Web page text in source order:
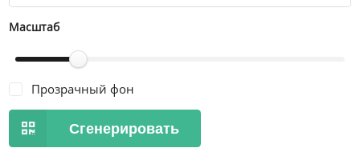
Масштаб
Прозрачный фон
Сгенерировать